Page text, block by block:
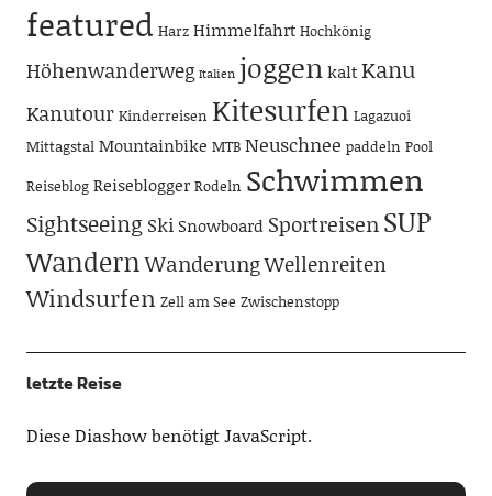
featured Harz Himmelfahrt Hochkönig
Höhenwanderweg Italien joggenkaltKanu
Kanutour Kinderreisen Kitesurfen Lagazuoi
Mittagstal Mountainbike MTB Neuschnee paddeln Pool
Reiseblog Reiseblogger Rodeln Schwimmen
Sightseeing SkiSnowboard SportreisenSUP
WandernWanderungWellenreiten
Windsurfen Zell am See Zwischenstopp
letzte Reise
Diese Diashow benötigt JavaScript.